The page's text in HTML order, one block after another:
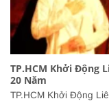
TP.HCM Khởi Động
20 Năm
TP.HCM Khởi Động